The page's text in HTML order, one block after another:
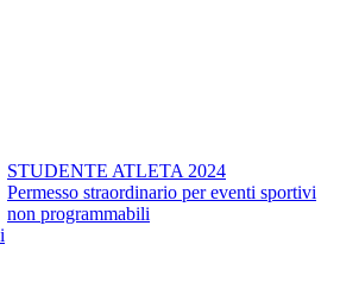
STUDENTE ATLETA 2024
Permesso straordinario per eventi sportivi
non programmabili